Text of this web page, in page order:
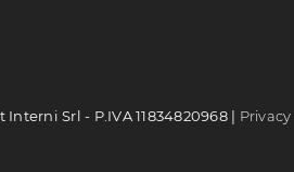
Srl - P.IVA 11834820968 | Privacy